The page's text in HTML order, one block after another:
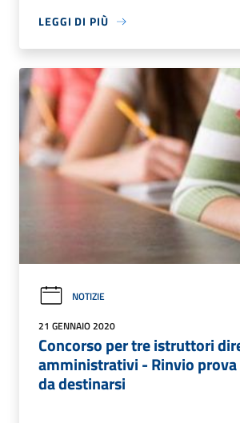
LEGGI DI PIÙ
NOTIZIE
21 GENNAIO 2020
Concorso per tre istruttori
amministrativi - Rinvio prova
da destinarsi